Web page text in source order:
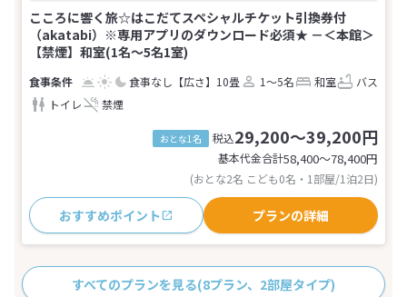
こころに響く旅☆はこだてスペシャルチケット引換券付
（akatabi）※専用アプリのダウンロード必須★ －＜本館＞
【禁煙】和室(1名～5名1室)
食事なし 【広さ】10畳 1～5名 和室
バス
トイレ
禁煙
おとな1名 税込29,200～39,200円
基本代金合計58,400〜78,400円
(おとな2名 こども0名・1部屋/1泊2日)
おすすめポイント プランの詳細
すべてのプランを見る(8プラン、2部屋タイプ)